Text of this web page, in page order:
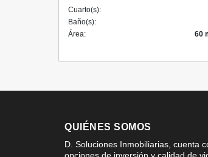
Cuarto(s):
Baño(s):
Área:
60
QUIÉNES SOMOS
D. Soluciones Inmobiliarias, cuenta